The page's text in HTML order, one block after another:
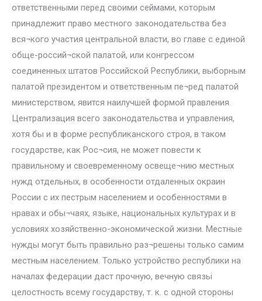
ответственными перед своими сеймами, которым
принадлежит право местного законодательства без
вся¬кого участия центральной власти, во главе с единой
обще-россий¬ской палатой, или конгрессом
соединенных штатов Российской Республики, выборным
палатой президентом и ответственным пе¬ред палатой
министерством, явится наилучшей формой правления.
Централизация всего законодательства и управления,
хотя бы и в форме республиканского строя, в таком
государстве, как Рос¬сия, не может повести к
правильному и своевременному освеще¬нию местных
нужд отдельных, в особенности отдаленных окраин
России с их пестрым населением и особенностями в
нравах и обы¬чаях, языке, национальных культурах и в
условиях хозяйственно-экономической жизни. Местные
нужды могут быть правильно раз¬решены только самим
местным населением. Только устройство республики на
началах федерации даст прочную, вечную связьi
целостность всему государству, т. к. с одной стороны